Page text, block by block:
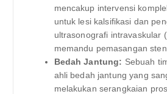
mencakup intervensi
untuk lesi kalsifikasi dan
ultrasonografi intravaskular
memandu pemasangan
Bedah Jantung: Sebuah
ahli bedah jantung yang
melakukan serangkaian